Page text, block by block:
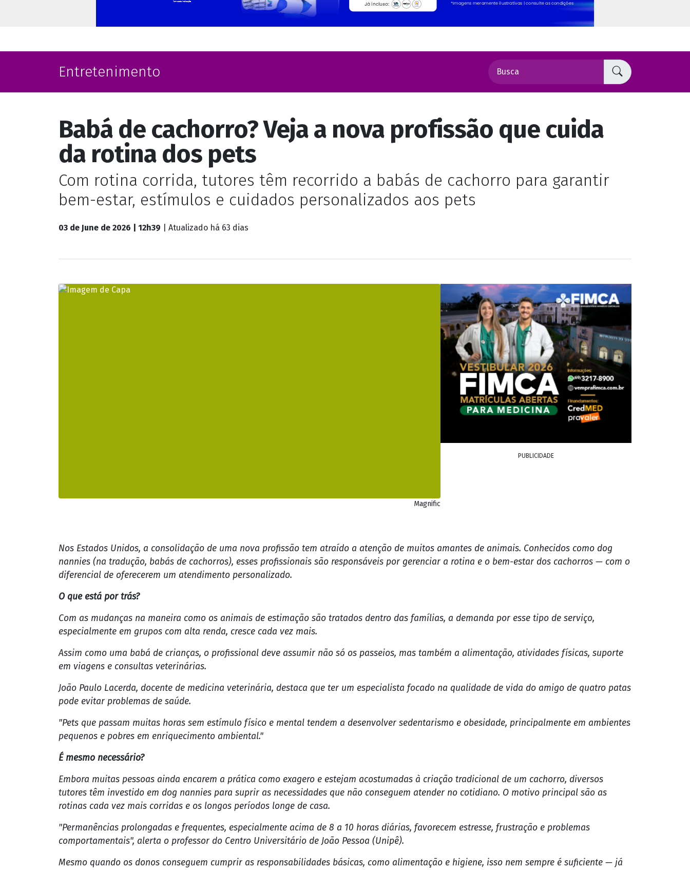
Entretenimento
Babá de cachorro? Veja a nova profissão que cuida
da rotina dos pets
Com rotina corrida, tutores têm recorrido a babás de cachorro para garantir
bem-estar, estímulos e cuidados personalizados aos pets
03 de June de 2026 | 12h39 | Atualizado há 63 dias
Magnific
PUBLICIDADE
Nos Estados Unidos, a consolidação de uma nova profissão tem atraído a atenção de muitos amantes de animais. Conhecidos como dog
nannies (na tradução, babás de cachorros), esses profissionais são responsáveis por gerenciar a rotina e o bem-estar dos cachorros — com o
diferencial de oferecerem um atendimento personalizado.
O que está por trás?
Com as mudanças na maneira como os animais de estimação são tratados dentro das famílias, a demanda por esse tipo de serviço,
especialmente em grupos com alta renda, cresce cada vez mais.
Assim como uma babá de crianças, o profissional deve assumir não só os passeios, mas também a alimentação, atividades físicas, suporte
em viagens e consultas veterinárias.
João Paulo Lacerda, docente de medicina veterinária, destaca que ter um especialista focado na qualidade de vida do amigo de quatro patas
pode evitar problemas de saúde.
"Pets que passam muitas horas sem estímulo físico e mental tendem a desenvolver sedentarismo e obesidade, principalmente em ambientes
pequenos e pobres em enriquecimento ambiental."
É mesmo necessário?
Embora muitas pessoas ainda encarem a prática como exagero e estejam acostumadas à criação tradicional de um cachorro, diversos
tutores têm investido em dog nannies para suprir as necessidades que não conseguem atender no cotidiano. O motivo principal são as
rotinas cada vez mais corridas e os longos períodos longe de casa.
"Permanências prolongadas e frequentes, especialmente acima de 8 a 10 horas diárias, favorecem estresse, frustração e problemas
comportamentais", alerta o professor do Centro Universitário de João Pessoa (Unipê).
Mesmo quando os donos conseguem cumprir as responsabilidades básicas, como alimentação e higiene, isso nem sempre é suficiente — já